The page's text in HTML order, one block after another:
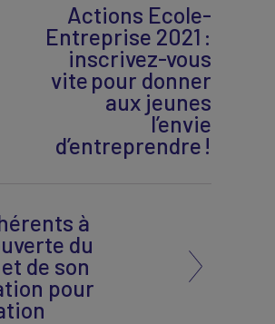
Actions Ecole-
Entreprise 2021 :
inscrivez-vous
vite pour donner
aux jeunes
l’envie
d’entreprendre !
à
du
de son
pour